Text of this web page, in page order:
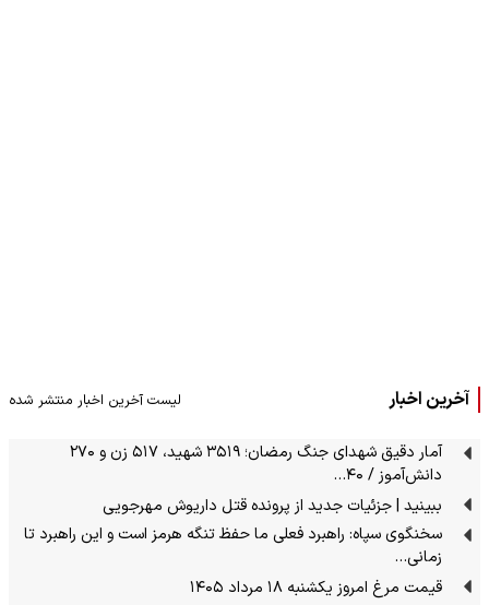
آخرین اخبار لیست آخرین اخبار منتشر شده
آمار دقیق شهدای جنگ رمضان؛ ۳۵۱۹ شهید، ۵۱۷ زن و ۲۷۰
دانش‌آموز / ۴۰…
ببینید | جزئیات جدید از پرونده قتل داریوش مهرجویی
سخنگوی سپاه: راهبرد فعلی ما حفظ تنگه هرمز است و این راهبرد تا
زمانی…
قیمت مرغ امروز یکشنبه ۱۸ مرداد ۱۴۰۵